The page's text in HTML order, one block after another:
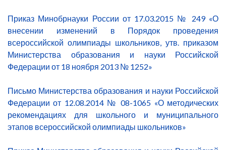
Приказ Минобрнауки России от 17.03.2015 № 249 «О
внесении изменений в Порядок проведения
всероссийской олимпиады школьников, утв. приказом
Министерства образования и науки Российской
Федерации от 18 ноября 2013 № 1252»
Письмо Министерства образования и науки Российской
Федерации от 12.08.2014 № 08-1065 «О методических
рекомендациях для школьного и муниципального
этапов всероссийской олимпиады школьников»